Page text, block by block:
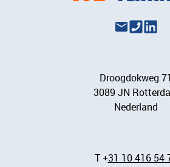
Droogdokweg 71
3089 JN
Nederland
T +31 10 416 54